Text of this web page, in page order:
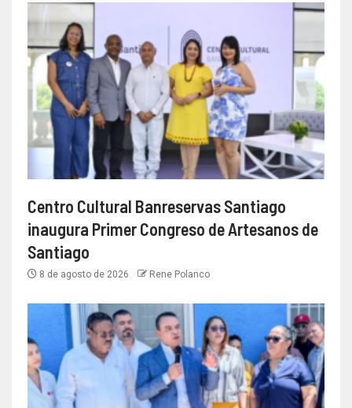
Centro Cultural Banreservas Santiago
inaugura Primer Congreso de Artesanos de
Santiago
8 de agosto de 2026 Rene Polanco